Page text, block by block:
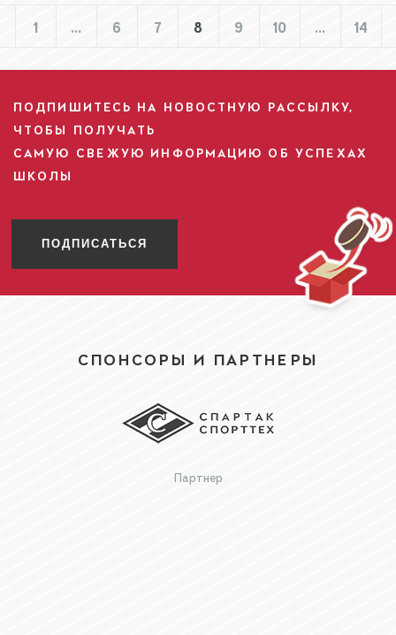
1 … 6 7 8 9 10 … 14
ПОДПИШИТЕСЬ НА НОВОСТНУЮ РАССЫЛКУ,
ЧТОБЫ ПОЛУЧАТЬ
САМУЮ СВЕЖУЮ ИНФОРМАЦИЮ ОБ УСПЕХАХ
ШКОЛЫ
ПОДПИСАТЬСЯ
СПОНСОРЫ И ПАРТНЕРЫ
Партнер